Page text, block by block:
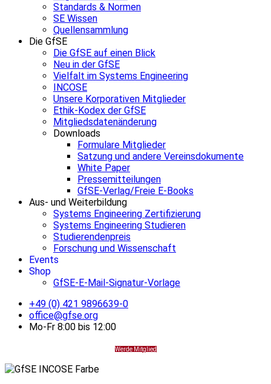
Standards & Normen
SE Wissen
Quellensammlung
Die GfSE
Die GfSE auf einen Blick
Neu in der GfSE
Vielfalt im Systems Engineering
INCOSE
Unsere Korporativen Mitglieder
Ethik-Kodex der GfSE
Mitgliedsdatenänderung
Downloads
Formulare Mitglieder
Satzung und andere Vereinsdokumente
White Paper
Pressemitteilungen
GfSE-Verlag/Freie E-Books
Aus- und Weiterbildung
Systems Engineering Zertifizierung
Systems Engineering Studieren
Studierendenpreis
Forschung und Wissenschaft
Events
Shop
GfSE-E-Mail-Signatur-Vorlage
+49 (0) 421 9896639-0
office@gfse.org
Mo-Fr 8:00 bis 12:00
Werde Mitglied